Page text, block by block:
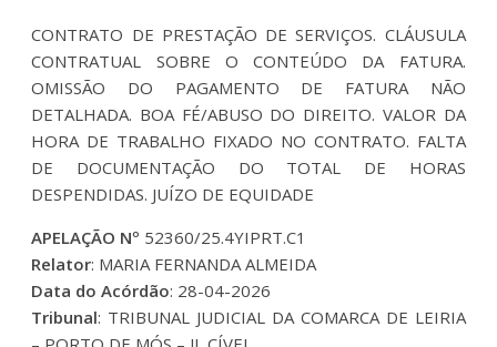
CONTRATO DE PRESTAÇÃO DE SERVIÇOS. CLÁUSULA
CONTRATUAL SOBRE O CONTEÚDO DA FATURA.
OMISSÃO DO PAGAMENTO DE FATURA NÃO
DETALHADA. BOA FÉ/ABUSO DO DIREITO. VALOR DA
HORA DE TRABALHO FIXADO NO CONTRATO. FALTA
DE DOCUMENTAÇÃO DO TOTAL DE HORAS
DESPENDIDAS. JUÍZO DE EQUIDADE
APELAÇÃO Nº 52360/25.4YIPRT.C1
Relator: MARIA FERNANDA ALMEIDA
Data do Acórdão: 28-04-2026
Tribunal: TRIBUNAL JUDICIAL DA COMARCA DE LEIRIA